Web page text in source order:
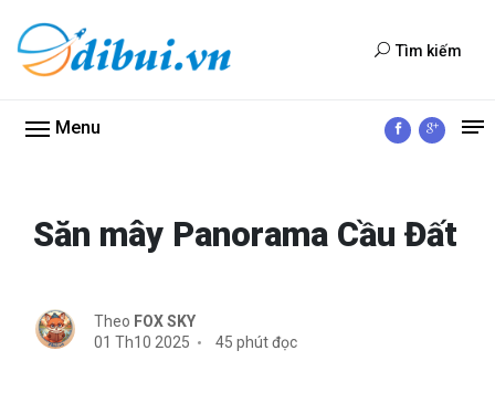
Tìm kiếm
Menu
Săn mây Panorama Cầu Đất
Theo FOX SKY
01 Th10 2025
45 phút đọc